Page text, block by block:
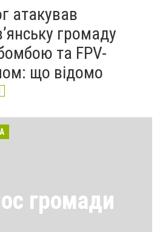
атакував
громаду
та FPV-
що відомо
громади